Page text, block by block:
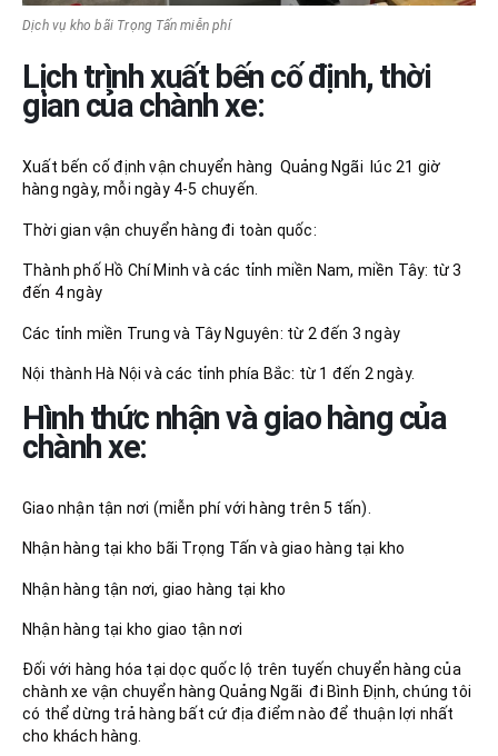
Dịch vụ kho bãi Trọng Tấn miễn phí
Lịch trình xuất bến cố định, thời
gian của chành xe:
Xuất bến cố định vận chuyển hàng Quảng Ngãi lúc 21 giờ
hàng ngày, mỗi ngày 4-5 chuyến.
Thời gian vận chuyển hàng đi toàn quốc:
Thành phố Hồ Chí Minh và các tỉnh miền Nam, miền Tây: từ 3
đến 4 ngày
Các tỉnh miền Trung và Tây Nguyên: từ 2 đến 3 ngày
Nội thành Hà Nội và các tỉnh phía Bắc: từ 1 đến 2 ngày.
Hình thức nhận và giao hàng của
chành xe:
Giao nhận tận nơi (miễn phí với hàng trên 5 tấn).
Nhận hàng tại kho bãi Trọng Tấn và giao hàng tại kho
Nhận hàng tận nơi, giao hàng tại kho
Nhận hàng tại kho giao tận nơi
Đối với hàng hóa tại dọc quốc lộ trên tuyến chuyển hàng của
chành xe vận chuyển hàng Quảng Ngãi đi Bình Định, chúng tôi
có thể dừng trả hàng bất cứ địa điểm nào để thuận lợi nhất
cho khách hàng.